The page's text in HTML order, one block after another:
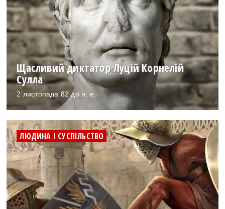
Щасливий диктатор Луцій Корнелій
Сулла
2 листопада 82 до н. е.
ЛЮДИНА І СУСПІЛЬСТВО